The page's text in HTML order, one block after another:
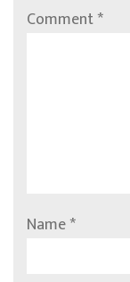
Comment*
Name*